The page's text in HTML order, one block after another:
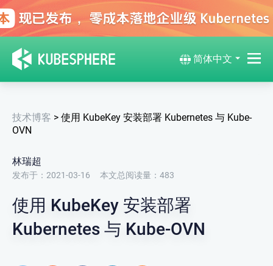
简体中文
技术博客 > 使用 KubeKey 安装部署 Kubernetes 与 Kube-
OVN
林瑞超
发布于：2021-03-16 本文总阅读量： 483
使用 KubeKey 安装部署
Kubernetes 与 Kube-OVN